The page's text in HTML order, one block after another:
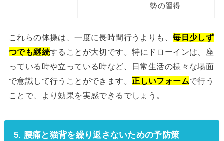
勢の習得
これらの体操は、一度に長時間行うよりも、毎日少しず
つでも継続することが大切です。特にドローインは、座
っている時や立っている時など、日常生活の様々な場面
で意識して行うことができます。 正しいフォームで行う
ことで、より効果を実感できるでしょう。
5. 腰痛と猫背を繰り返さないための予防策